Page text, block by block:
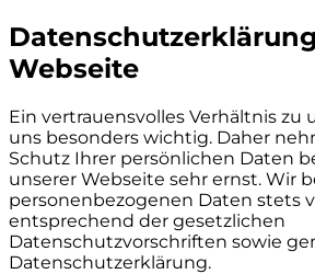
Webseite
Ein vertrauensvolles Verhältnis zu
uns besonders wichtig. Daher
Schutz Ihrer persönlichen Daten
unserer Webseite sehr ernst. Wir
personenbezogenen Daten stets
entsprechend der gesetzlichen
Datenschutzvorschriften sowie
Datenschutzerklärung.